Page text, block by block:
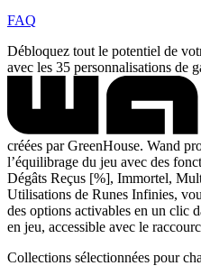
FAQ
Débloquez tout le potentiel de
avec les 35 personnalisations de
créées par GreenHouse. Wand
l’équilibrage du jeu avec des
Dégâts Reçus [%], Immortel,
Utilisations de Runes Infinies,
des options activables en un clic
en jeu, accessible avec le
Collections sélectionnées pour